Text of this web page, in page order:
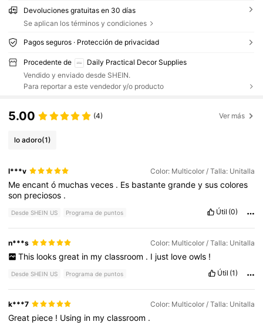
Devoluciones gratuitas en 30 días
Se aplican los términos y condiciones
Pagos seguros · Protección de privacidad
Procedente de
Daily Practical Decor Supplies
Vendido y enviado desde SHEIN.
Para reportar a este vendedor y/o producto
5.00 (4) Ver más
lo adoro(1)
l***v Color: Multicolor / Talla: Unitalla
Meencantó muchasveces . Es bastantegrandeysuscolores
son preciosos .
Desde SHEIN US Programa de puntos Útil (0)
n***s Color: Multicolor / Talla: Unitalla
This looks great in my classroom . I just love owls !
Desde SHEIN US Programa de puntos Útil (1)
k***7 Color: Multicolor / Talla: Unitalla
Great piece ! Using in myclassroom .